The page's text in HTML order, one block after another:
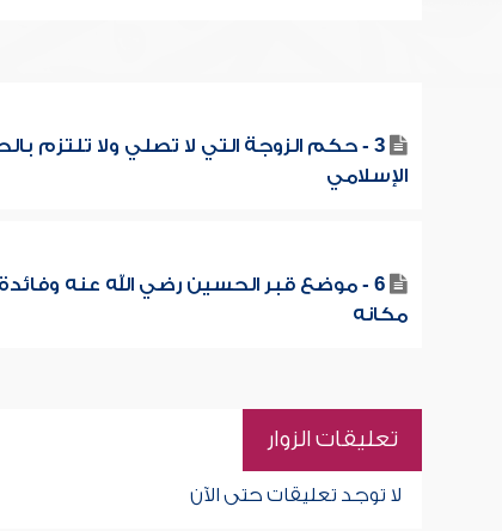
3 - حكم الزوجة التي لا تصلي ولا تلتزم
الإسلامي
6 - موضع قبر الحسين رضي الله عنه
مكانه
تعليقات الزوار
لا توجد تعليقات حتى الآن